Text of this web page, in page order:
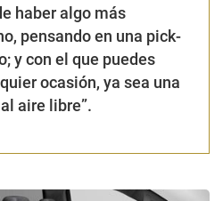
haber algo más
pensando en una pick-
y con el que puedes
ocasión, ya sea una
aire libre”.